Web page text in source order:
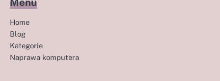
Menu
Home
Blog
Kategorie
Naprawa komputera